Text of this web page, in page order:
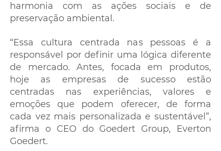
harmonia com as ações sociais e de
preservação ambiental.
“Essa cultura centrada nas pessoas é a
responsável por definir uma lógica diferente
de mercado. Antes, focada em produtos,
hoje as empresas de sucesso estão
centradas nas experiências, valores e
emoções que podem oferecer, de forma
cada vez mais personalizada e sustentável”,
afirma o CEO do Goedert Group, Everton
Goedert.